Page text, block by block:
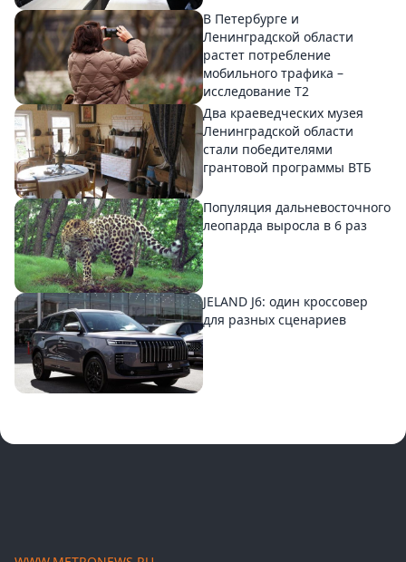
В Петербурге и
Ленинградской области
растет потребление
мобильного трафика –
исследование T2
Два краеведческих музея
Ленинградской области
стали победителями
грантовой программы ВТБ
Популяция дальневосточного
леопарда выросла в 6 раз
JELAND J6: один кроссовер
для разных сценариев